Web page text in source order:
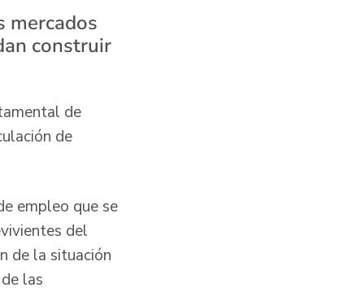
mercados
construir
de
de
empleo que se
del
de la situación
las